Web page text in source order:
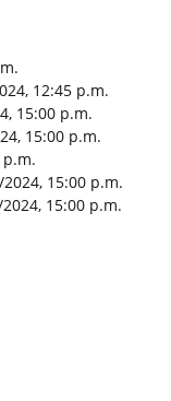
12:45 p.m.
15:00 p.m.
15:00 p.m.
15:00 p.m.
15:00 p.m.